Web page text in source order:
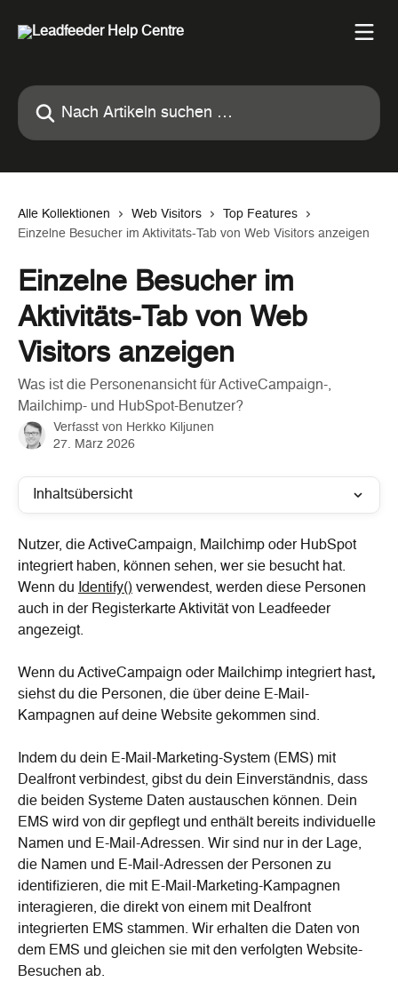
Nach Artikeln suchen …
Alle Kollektionen Web Visitors
Top Features
Einzelne Besucher im Aktivitäts-Tab von Web Visitors anzeigen
Einzelne Besucher im
Aktivitäts-Tab von Web
Visitors anzeigen
Was ist die Personenansicht für ActiveCampaign-,
Mailchimp- und HubSpot-Benutzer?
Verfasst von Herkko Kiljunen
27. März 2026
Inhaltsübersicht
Nutzer, die ActiveCampaign, Mailchimp oder HubSpot
integriert haben, können sehen, wer sie besucht hat.
Wenn du Identify() verwendest, werden diese Personen
auch in der Registerkarte Aktivität von Leadfeeder
angezeigt.
Wenn du ActiveCampaign oder Mailchimp integriert hast,
siehst du die Personen, die über deine E-Mail-
Kampagnen auf deine Website gekommen sind.
Indem du dein E-Mail-Marketing-System (EMS) mit
Dealfront verbindest, gibst du dein Einverständnis, dass
die beiden Systeme Daten austauschen können. Dein
EMS wird von dir gepflegt und enthält bereits individuelle
Namen und E-Mail-Adressen. Wir sind nur in der Lage,
die Namen und E-Mail-Adressen der Personen zu
identifizieren, die mit E-Mail-Marketing-Kampagnen
interagieren, die direkt von einem mit Dealfront
integrierten EMS stammen. Wir erhalten die Daten von
dem EMS und gleichen sie mit den verfolgten Website-
Besuchen ab.